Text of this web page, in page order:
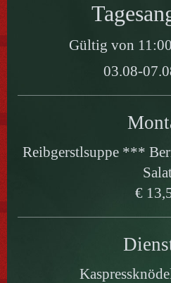
Gültig von
03.08-
Reibgerstlsuppe ***
€